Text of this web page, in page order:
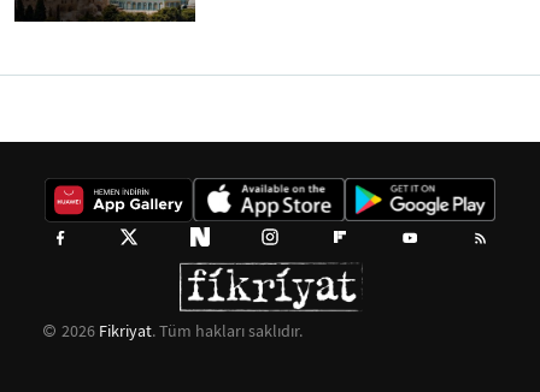
2026 Fikriyat. Tüm hakları saklıdır.